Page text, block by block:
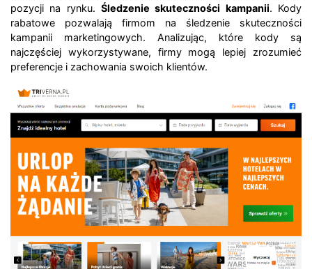
pozycji na rynku. Śledzenie skuteczności kampanii. Kody
rabatowe pozwalają firmom na śledzenie skuteczności
kampanii marketingowych. Analizując, które kody są
najczęściej wykorzystywane, firmy mogą lepiej zrozumieć
preferencje i zachowania swoich klientów.